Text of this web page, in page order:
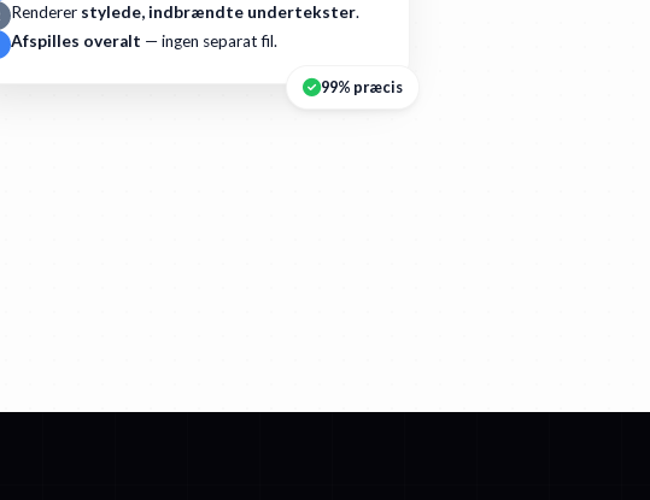
Renderer stylede, indbrændte undertekster.
Afspilles overalt — ingen separat fil.
99% præcis